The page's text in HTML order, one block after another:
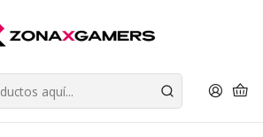
Leer más
Juegos de Fiesta (Party Games)
Polilla Tramposa